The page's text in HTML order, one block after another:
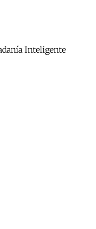
Inteligente